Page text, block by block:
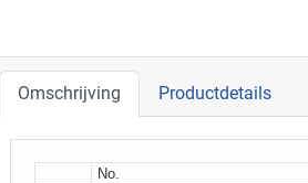
Omschrijving Productdetails
No.